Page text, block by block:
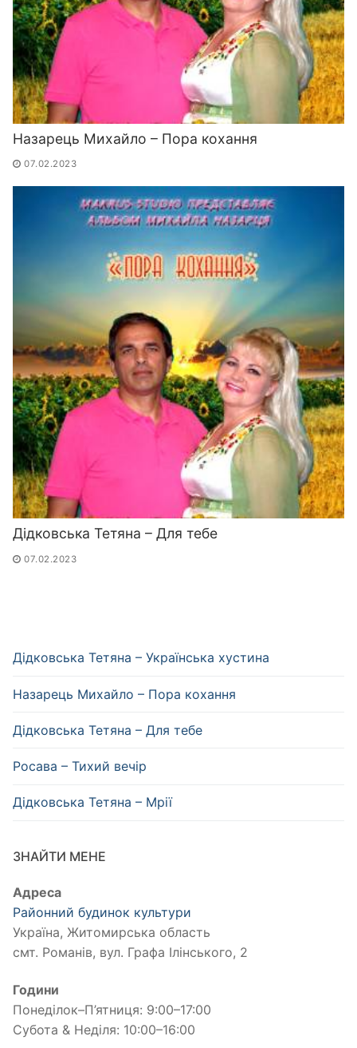
Назарець Михайло – Пора кохання
07.02.2023
Дідковська Тетяна – Для тебе
07.02.2023
Дідковська Тетяна – Українська хустина
Назарець Михайло – Пора кохання
Дідковська Тетяна – Для тебе
Росава – Тихий вечір
Дідковська Тетяна – Мрії
ЗНАЙТИ МЕНЕ
Адреса
Районний будинок культури
Україна, Житомирська область
смт. Романів, вул. Графа Ілінського, 2
Години
Понеділок–П’ятниця: 9:00–17:00
Субота & Неділя: 10:00–16:00